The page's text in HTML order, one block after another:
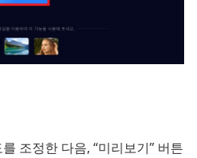
조정한 다음, “미리보기” 버튼